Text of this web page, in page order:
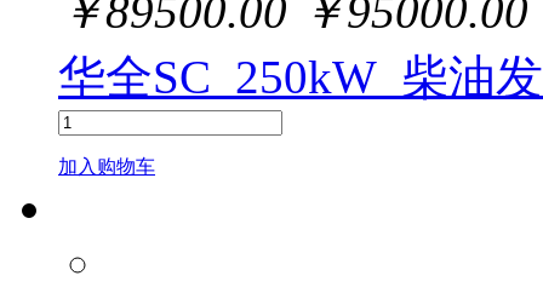
￥89500.00 ￥95000.00
华全SC_250kW_柴油
加入购物车